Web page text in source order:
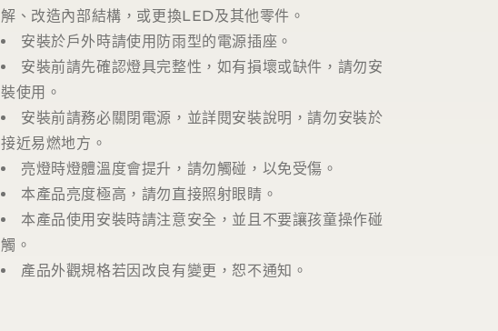
解、改造內部結構，或更換LED及其他零件。
安裝於戶外時請使用防雨型的電源插座。
安裝前請先確認燈具完整性，如有損壞或缺件，請勿安
裝使用。
安裝前請務必關閉電源，並詳閱安裝說明，請勿安裝於
接近易燃地方。
亮燈時燈體溫度會提升，請勿觸碰，以免受傷。
本產品亮度極高，請勿直接照射眼睛。
本產品使用安裝時請注意安全，並且不要讓孩童操作碰
觸。
產品外觀規格若因改良有變更，恕不通知。